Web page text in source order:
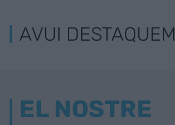
AVUI DESTAQUEM
EL NOSTRE